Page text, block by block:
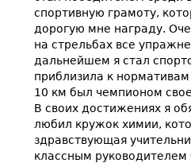
спортивную грамоту,
дорогую мне награду.
на стрельбах все
дальнейшем я стал
приблизила к
10 км был чемпионом
В своих достижениях я
любил кружок химии,
здравствующая
классным